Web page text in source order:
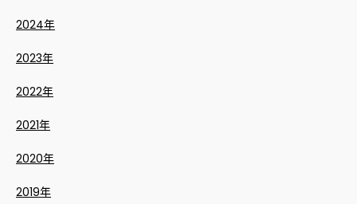
2024年
2023年
2022年
2021年
2020年
2019年